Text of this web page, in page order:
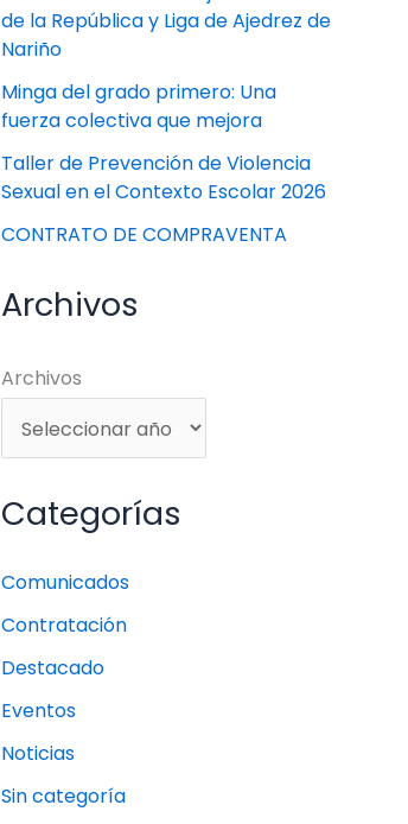
de la República y Liga de Ajedrez de
Nariño
Minga del grado primero: Una
fuerza colectiva que mejora
Taller de Prevención de Violencia
Sexual en el Contexto Escolar 2026
CONTRATO DE COMPRAVENTA
Archivos
Archivos
Categorías
Comunicados
Contratación
Destacado
Eventos
Noticias
Sin categoría